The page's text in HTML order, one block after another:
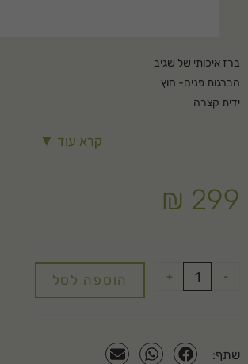
ברז איכותי של שגיב
הברגות פנים- חוץ
ידית קצרה
קרא עוד ▼
₪ 299
-
+ הוספה לסל
שתף: